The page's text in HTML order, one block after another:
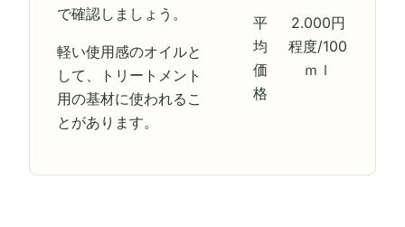
で確認しましょう。
軽い使用感のオイルと
して、トリートメント
用の基材に使われるこ
とがあります。
平
均
価
格
2.000円
程度/100
ｍｌ